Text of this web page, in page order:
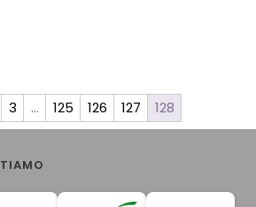
1.390,00€
3 … 125 126 127 128